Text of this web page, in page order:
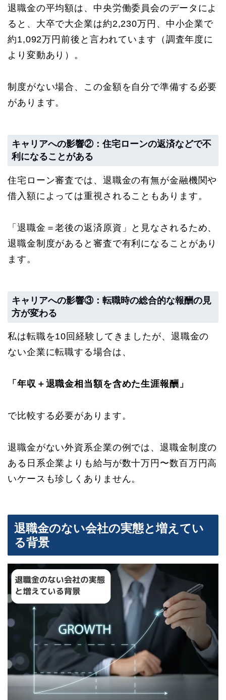
退職金の平均額は、中央労働委員会のデータによ
ると、大卒で大企業は約2,230万円、中小企業で
約1,092万円前後と言われています（調査年度に
より変動あり）。
制度がない場合、この金額を自分で準備する必要
があります。
キャリアへの影響②：住宅ローンの返済などで不
利になることがある
住宅ローン審査では、退職金の有無が金融機関や
借入額によっては重視されることもあります。
「退職金＝老後の返済原資」と見なされるため、
退職金制度があると審査で有利になることがあり
ます。
キャリアへの影響③：転職時の総合的な報酬の見
方が変わる
私は転職を10回経験してきましたが、退職金の
ない企業に転職する場合は、
「年収＋退職金相当額を含めた生涯報酬」
で比較する必要があります。
退職金がない外資系企業の例では、退職金制度の
ある日系企業よりも給与が数十万円〜数百万円高
いケースも珍しくありません。
退職金のない会社の実態と増えてい
る背景